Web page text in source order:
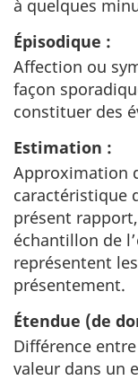
à quelques
Épisodique :
Affection ou
façon
constituer des
Estimation :
Approximation
caractéristique
présent
échantillon de
représentent
présentement.
Étendue (de
Différence
valeur dans un